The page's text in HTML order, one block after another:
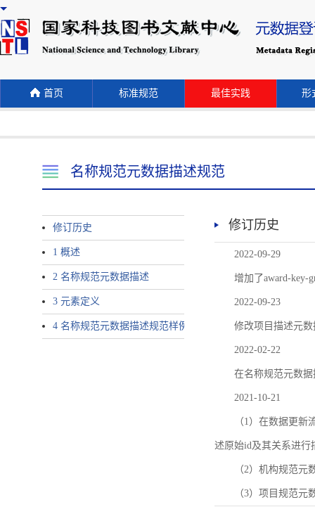
首页 标准规范 最佳实践 形
名称规范元数据描述规范
修订历史
1 概述
2 名称规范元数据描述
3 元素定义
4 名称规范元数据描述规范样例
修订历史
2022-09-29
增加了award-key-
2022-09-23
修改项目描述元
2022-02-22
在名称规范元数
2021-10-21
（1）在数据更
述原始id及其关系进行
（2）机构规范元
（3）项目规范